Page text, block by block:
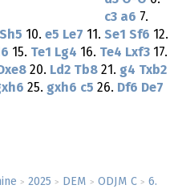
> 2025 > DEM > ODJM C > 6.
c3 a6 7.
Sh5 10. e5 Le7 11. Se1 Sf6 12.
15. Te1 Lg4 16. Te4 Lxf3 17.
Dxe8 20. Ld2 Tb8 21. g4 Txb2
25. gxh6 c5 26. Df6 De7